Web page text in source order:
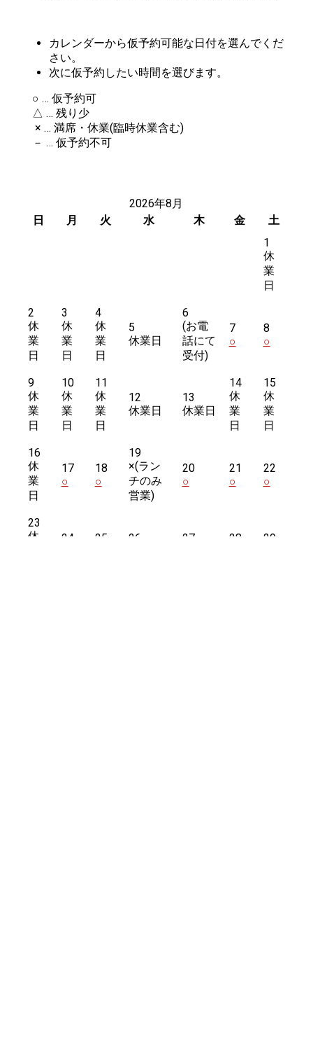
カレンダーから仮予約可能な日付を選んでくだ
さい。
次に仮予約したい時間を選びます。
○ … 仮予約可
△ … 残り少
× … 満席・休業(臨時休業含む)
－ … 仮予約不可
2026年8月
日
月 火 水 木 金
土
1
休
業
日
2
休
業
日
3
休
業
日
4
休
業
日
5
休業日
6
7
○
8
○
9
休
業
日
10
休
業
日
11
休
業
日
12
休業日
13
休業日
14
休
業
日
15
休
業
日
16
休
業
日
17
○
18
○
19
×(ラン
チのみ
営業)
20
○
21
○
22
○
23
休
24
25
26
27
28
29